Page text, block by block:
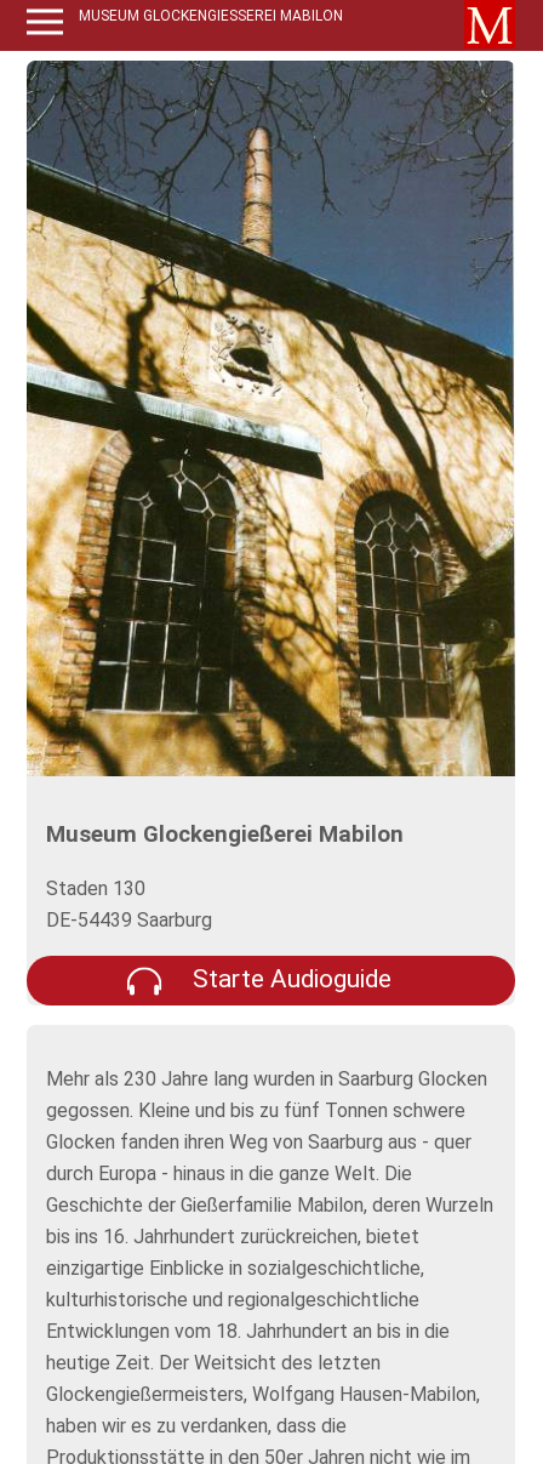
MUSEUM GLOCKENGIESSEREI MABILON
Museum Glockengießerei Mabilon
Staden 130
DE-54439 Saarburg
Starte Audioguide
Mehr als 230 Jahre lang wurden in Saarburg Glocken
gegossen. Kleine und bis zu fünf Tonnen schwere
Glocken fanden ihren Weg von Saarburg aus - quer
durch Europa - hinaus in die ganze Welt. Die
Geschichte der Gießerfamilie Mabilon, deren Wurzeln
bis ins 16. Jahrhundert zurückreichen, bietet
einzigartige Einblicke in sozialgeschichtliche,
kulturhistorische und regionalgeschichtliche
Entwicklungen vom 18. Jahrhundert an bis in die
heutige Zeit. Der Weitsicht des letzten
Glockengießermeisters, Wolfgang Hausen-Mabilon,
haben wir es zu verdanken, dass die
Produktionsstätte in den 50er Jahren nicht wie im